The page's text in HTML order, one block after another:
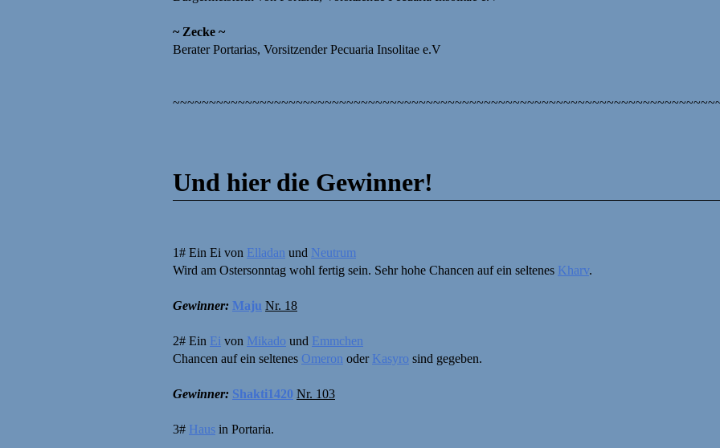
~ Zecke ~
Berater Portarias, Vorsitzender Pecuaria Insolitae e.V
Und hier die Gewinner!
1# Ein Ei von Elladan und Neutrum
Wird am Ostersonntag wohl fertig sein. Sehr hohe Chancen auf ein seltenes Kharv.
Gewinner: Maju Nr. 18
2# Ein Ei von Mikado und Emmchen
Chancen auf ein seltenes Omeron oder Kasyro sind gegeben.
Gewinner: Shakti1420 Nr. 103
3# Haus in Portaria.